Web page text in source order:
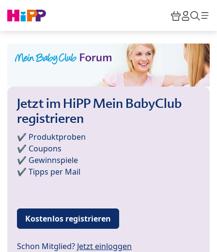
HiPP
Jetzt im HiPP Mein BabyClub
registrieren
✔️ Produktproben
✔️ Coupons
✔️ Gewinnspiele
✔️ Tipps per Mail
Kostenlos registrieren
Schon Mitglied? Jetzt einloggen